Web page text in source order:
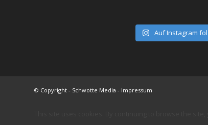
Auf Instagram
© Copyright - Schwotte Media - Impressum